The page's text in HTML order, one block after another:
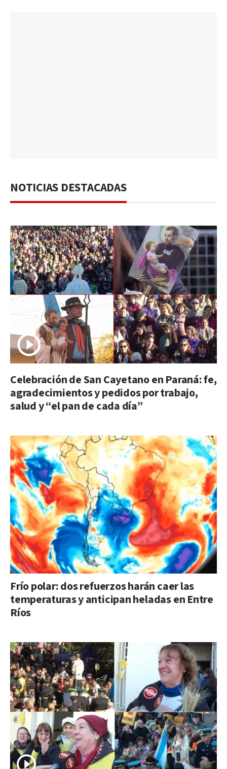
NOTICIAS DESTACADAS
Celebración de San Cayetano en Paraná: fe,
agradecimientos y pedidos por trabajo,
salud y “el pan de cada día”
Frío polar: dos refuerzos harán caer las
temperaturas y anticipan heladas en Entre
Ríos